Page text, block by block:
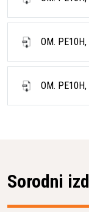
OM.
OM.
Sorodni